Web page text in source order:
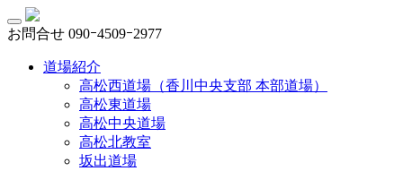
お問合せ 090ｰ4509ｰ2977
道場紹介
高松西道場（香川中央支部 本部道場）
高松東道場
高松中央道場
高松北教室
坂出道場